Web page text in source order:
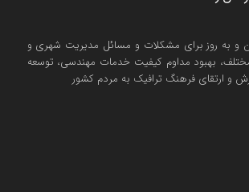
و به روز برای مشکلات و مسائل مدیریت شهری و
بهبود مداوم کیفیت خدمات مهندسی، توسعه
و ارتقای فرهنگ ترافیک به مردم کشور